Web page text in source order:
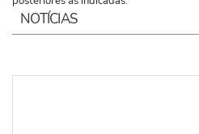
NOTÍCIAS